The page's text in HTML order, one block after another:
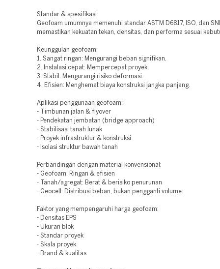
Standar & spesifikasi:
Geofoam umumnya memenuhi standar ASTM D6817, ISO, dan
memastikan kekuatan tekan, densitas, dan performa sesuai
Keunggulan geofoam:
1. Sangat ringan: Mengurangi beban signifikan.
2. Instalasi cepat: Mempercepat proyek.
3. Stabil: Mengurangi risiko deformasi.
4. Efisien: Menghemat biaya konstruksi jangka panjang.
Aplikasi penggunaan geofoam:
- Timbunan jalan & flyover
- Pendekatan jembatan (bridge approach)
- Stabilisasi tanah lunak
- Proyek infrastruktur & konstruksi
- Isolasi struktur bawah tanah
Perbandingan dengan material konvensional:
- Geofoam: Ringan & efisien
- Tanah/agregat: Berat & berisiko penurunan
- Geocell: Distribusi beban, bukan pengganti volume
Faktor yang mempengaruhi harga geofoam:
- Densitas EPS
- Ukuran blok
- Standar proyek
- Skala proyek
- Brand & kualitas